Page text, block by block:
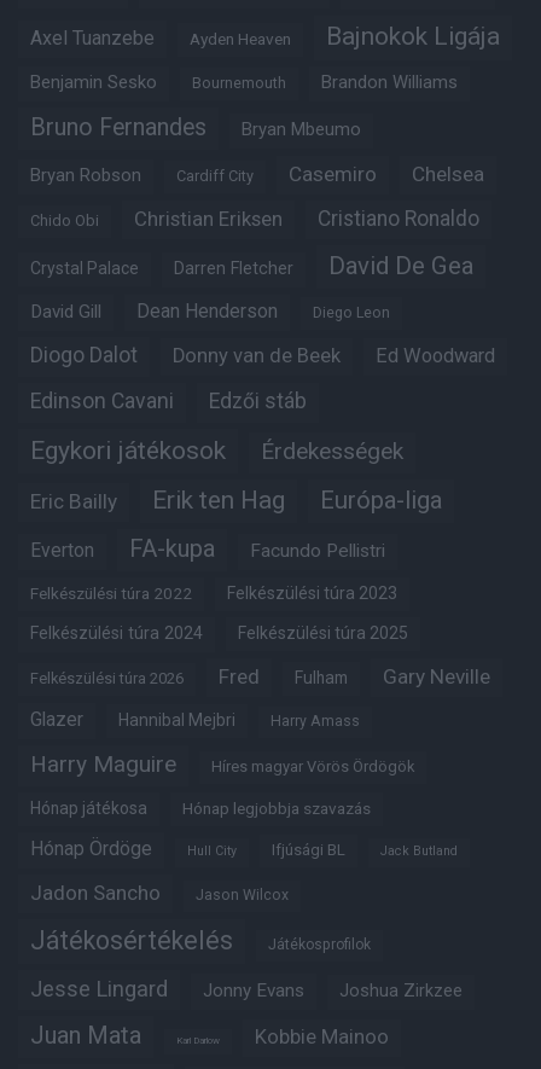
Axel Tuanzebe Ayden Heaven Bajnokok Ligája
Benjamin Sesko Bournemouth Brandon Williams
Bruno Fernandes Bryan Mbeumo
Bryan Robson Cardiff City Casemiro Chelsea
Chido Obi Christian Eriksen Cristiano Ronaldo
Crystal Palace Darren Fletcher David De Gea
David Gill Dean Henderson Diego Leon
Diogo Dalot Donny van de Beek Ed Woodward
Edinson Cavani Edzői stáb
Egykori játékosok Érdekességek
Eric Bailly Erik ten Hag Európa-liga
Everton FA-kupa Facundo Pellistri
Felkészülési túra 2022 Felkészülési túra 2023
Felkészülési túra 2024 Felkészülési túra 2025
Felkészülési túra 2026 Fred Fulham Gary Neville
Glazer Hannibal Mejbri Harry Amass
Harry Maguire Híres magyar Vörös Ördögök
Hónap játékosa Hónap legjobbja szavazás
Hónap Ördöge Hull City Ifjúsági BL Jack Butland
Jadon Sancho Jason Wilcox
Játékosértékelés Játékosprofilok
Jesse Lingard Jonny Evans Joshua Zirkzee
Juan Mata Karl Darlow Kobbie Mainoo